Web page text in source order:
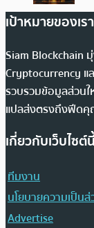
เป้าหมายของเรา
Siam Blockchain
Cryptocurrency แ
รวบรวมข้อมูลส่วนใ
แปลส่งตรงถึงฟีด
เกี่ยวกับเว็บไซต์นี้
ทีมงาน
นโยบายความเป็น
Advertise